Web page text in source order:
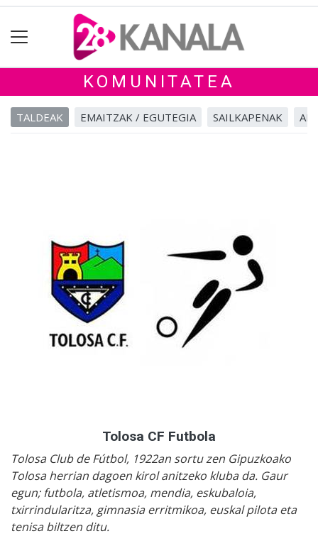
KOMUNITATEA
TALDEAK EMAITZAK / EGUTEGIA SAILKAPENAK
Tolosa CF Futbola
Tolosa Club de Fútbol, 1922an sortu zen Gipuzkoako
Tolosa herrian dagoen kirol anitzeko kluba da. Gaur
egun; futbola, atletismoa, mendia, eskubaloia,
txirrindularitza, gimnasia erritmikoa, euskal pilota eta
tenisa biltzen ditu.